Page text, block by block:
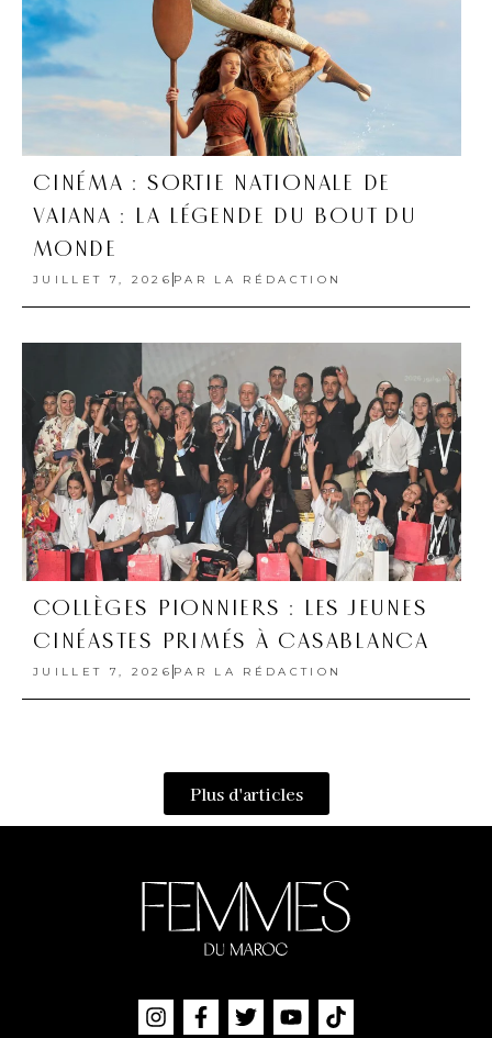
CINÉMA : SORTIE NATIONALE DE
VAIANA : LA LÉGENDE DU BOUT DU
MONDE
JUILLET 7, 2026 PAR LA RÉDACTION
COLLÈGES PIONNIERS : LES JEUNES
CINÉASTES PRIMÉS À CASABLANCA
JUILLET 7, 2026 PAR LA RÉDACTION
Plus d'articles